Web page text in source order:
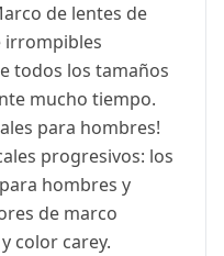
de lentes de
irrompibles
todos los tamaños
mucho tiempo.
para hombres!
progresivos: los
hombres y
de marco
color carey.